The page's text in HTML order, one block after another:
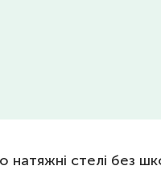
натяжні стелі без